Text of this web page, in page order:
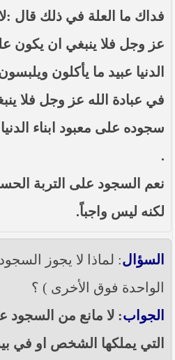
فداك ما العلة في ذلك قال
عز وجل فلا ينبغي ان يكون
الدنيا عبيد ما يأكلون
في عبادة الله عز وجل فلا
سجوده على معبود ابناء
.
نعم السجود على التربة
لكنه ليس واجباً.
السؤال: لماذا لا يجوز
الواحدة فوق الأخرى ) ؟
الجواب: لا مانع من السجود
التي يملكها الشخص او في